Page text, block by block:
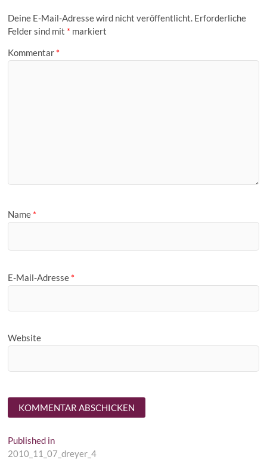
Deine E-Mail-Adresse wird nicht veröffentlicht. Erforderliche
Felder sind mit * markiert
Kommentar *
Name *
E-Mail-Adresse *
Website
Beitragsnavigation
Published in
2010_11_07_dreyer_4